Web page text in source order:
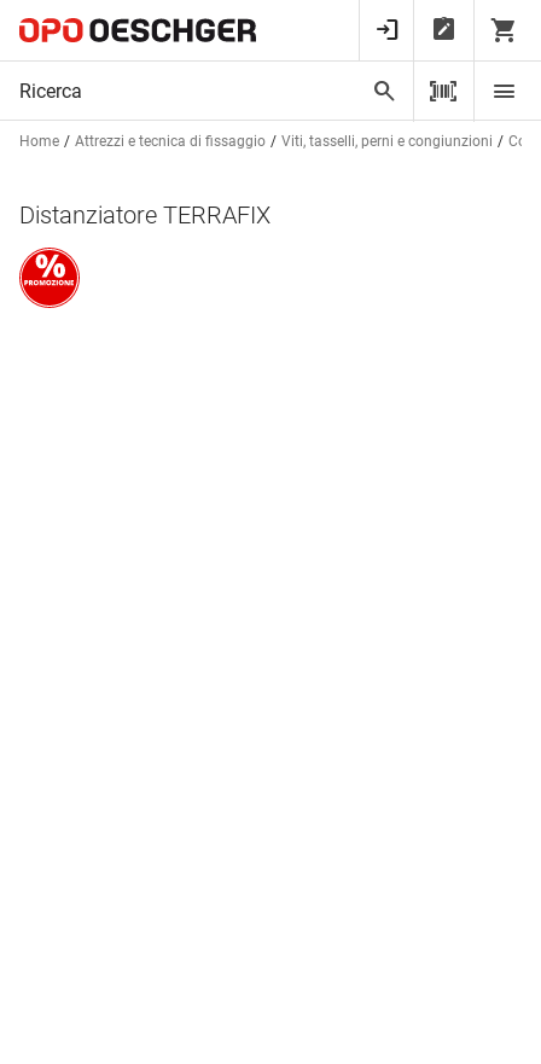
Home Attrezzi e tecnica di fissaggio Viti, tasselli, perni e congiunzioni
Distanziatore TERRAFIX